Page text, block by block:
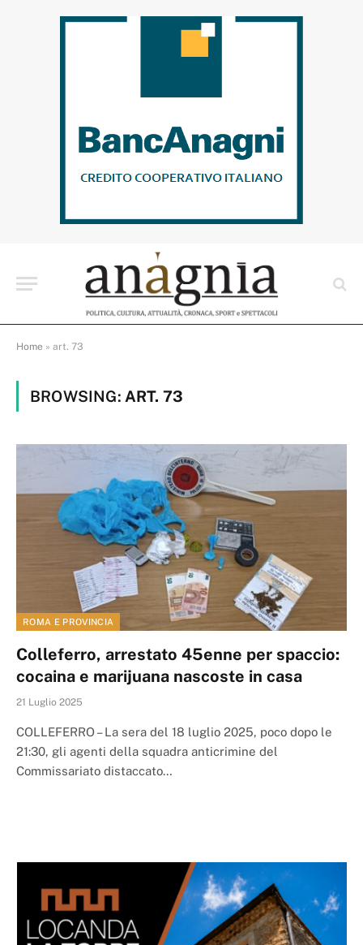
Home » art. 73
BROWSING: ART. 73
ROMA E PROVINCIA
Colleferro, arrestato 45enne per spaccio:
cocaina e marijuana nascoste in casa
21 Luglio 2025
COLLEFERRO – La sera del 18 luglio 2025, poco dopo le
21:30, gli agenti della squadra anticrimine del
Commissariato distaccato…